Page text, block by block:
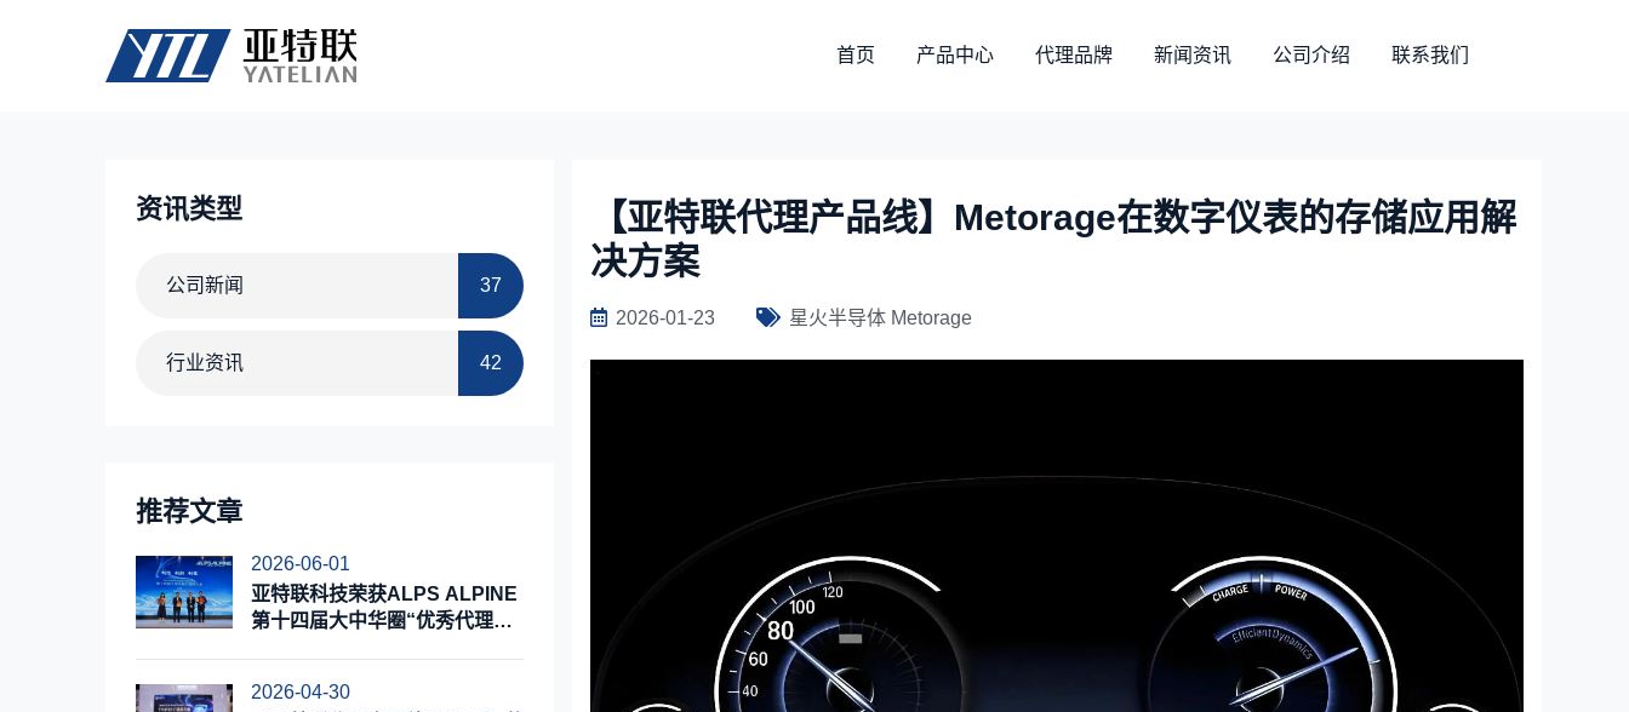
首页 产品中心 代理品牌 新闻资讯 公司介绍 联系我们
资讯类型
公司新闻 37
行业资讯 42
推荐文章
2026-06-01
亚特联科技荣获ALPS ALPINE
第十四届大中华圈“优秀代理商”
2026-04-30
【亚特联代理产品线】Metorage在数字仪表的存储应用解
决方案
2026-01-23 星火半导体 Metorage